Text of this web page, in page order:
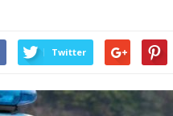
Twitter